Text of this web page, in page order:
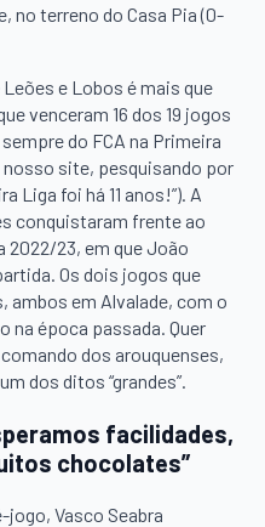
no terreno do Casa Pia (0-
e Lobos é mais que
venceram 16 dos 19 jogos
do FCA na Primeira
site, pesquisando por
Liga foi há 11 anos!”). A
conquistaram frente ao
2022/23, em que João
Os dois jogos que
ambos em Alvalade, com o
na época passada. Quer
dos arouquenses,
dos ditos “grandes”.
facilidades,
chocolates”
Vasco Seabra